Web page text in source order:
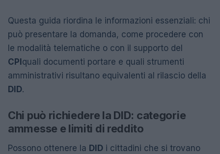
Questa guida riordina le informazioni essenziali: chi
può presentare la domanda, come procedere con
le modalità telematiche o con il supporto del
CPI quali documenti portare e quali strumenti
amministrativi risultano equivalenti al rilascio della
DID.
Chi può richiedere la DID: categorie
ammesse e limiti di reddito
Possono ottenere la DID i cittadini che si trovano